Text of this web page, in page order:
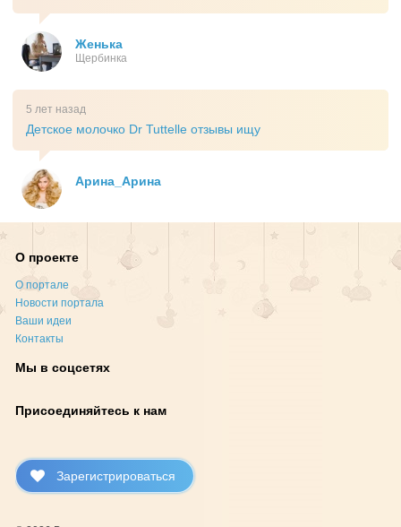
Женька
Щербинка
5 лет назад
Детское молочко Dr Tuttelle отзывы ищу
Арина_Арина
О проекте
О портале
Новости портала
Ваши идеи
Контакты
Мы в соцсетях
Присоединяйтесь к нам
Зарегистрироваться